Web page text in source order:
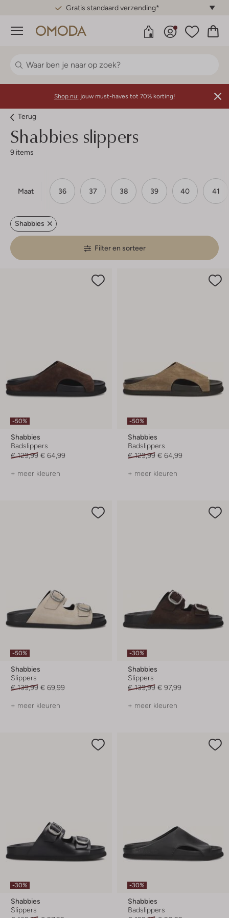
Gratis standaard verzending*
Menu
Shop nu: jouw must-haves tot 70% korting!
Terug
Shabbies slippers
9 items
Maat 36 37 38 39 40 41
Shabbies
Filter en sorteer
-50%
Shabbies
Badslippers
€ 129,99 € 64,99
+ meer kleuren
-50%
Shabbies
Badslippers
€ 129,99 € 64,99
+ meer kleuren
-50%
Shabbies
Slippers
€ 139,99 € 69,99
+ meer kleuren
-30%
Shabbies
Slippers
€ 139,99 € 97,99
+ meer kleuren
-30%
Shabbies
Slippers
-30%
Shabbies
Badslippers